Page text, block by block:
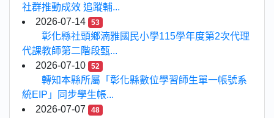
社群推動成效 追蹤輔...
2026-07-14
53
彰化縣社頭鄉湳雅國民小學115學年度第2次代理
代課教師第二階段甄...
2026-07-10
52
轉知本縣所屬「彰化縣數位學習師生單一帳號系
統EIP」同步學生帳...
2026-07-07
48